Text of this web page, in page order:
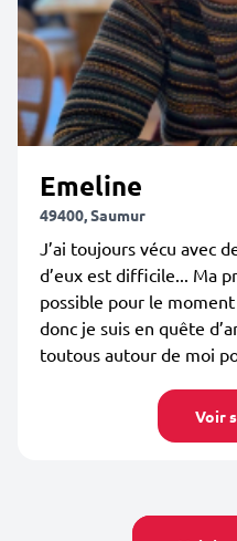
Emeline
49400, Saumur
J’ai toujours vécu avec
d’eux est difficile... Ma
possible pour le moment
donc je suis en quête
toutous autour de moi
Voir